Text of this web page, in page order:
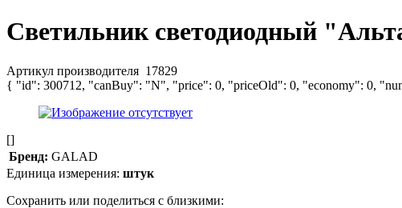
Светильник светодиодный
Артикул производителя 17829
{ "id": 300712, "canBuy": "N", "price": 0, "priceOld": 0, "economy": 0,
[]
Бренд: GALAD
Единица измерения: штук
Сохранить или поделиться с близкими: